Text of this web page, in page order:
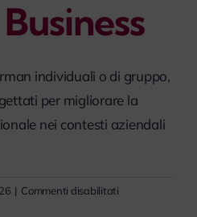
myPeople
individuali o di gruppo,
per migliorare la
nei contesti aziendali
| Commenti disabilitatisu